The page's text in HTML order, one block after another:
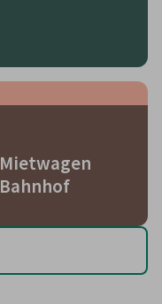
Mietwagen
Bahnhof